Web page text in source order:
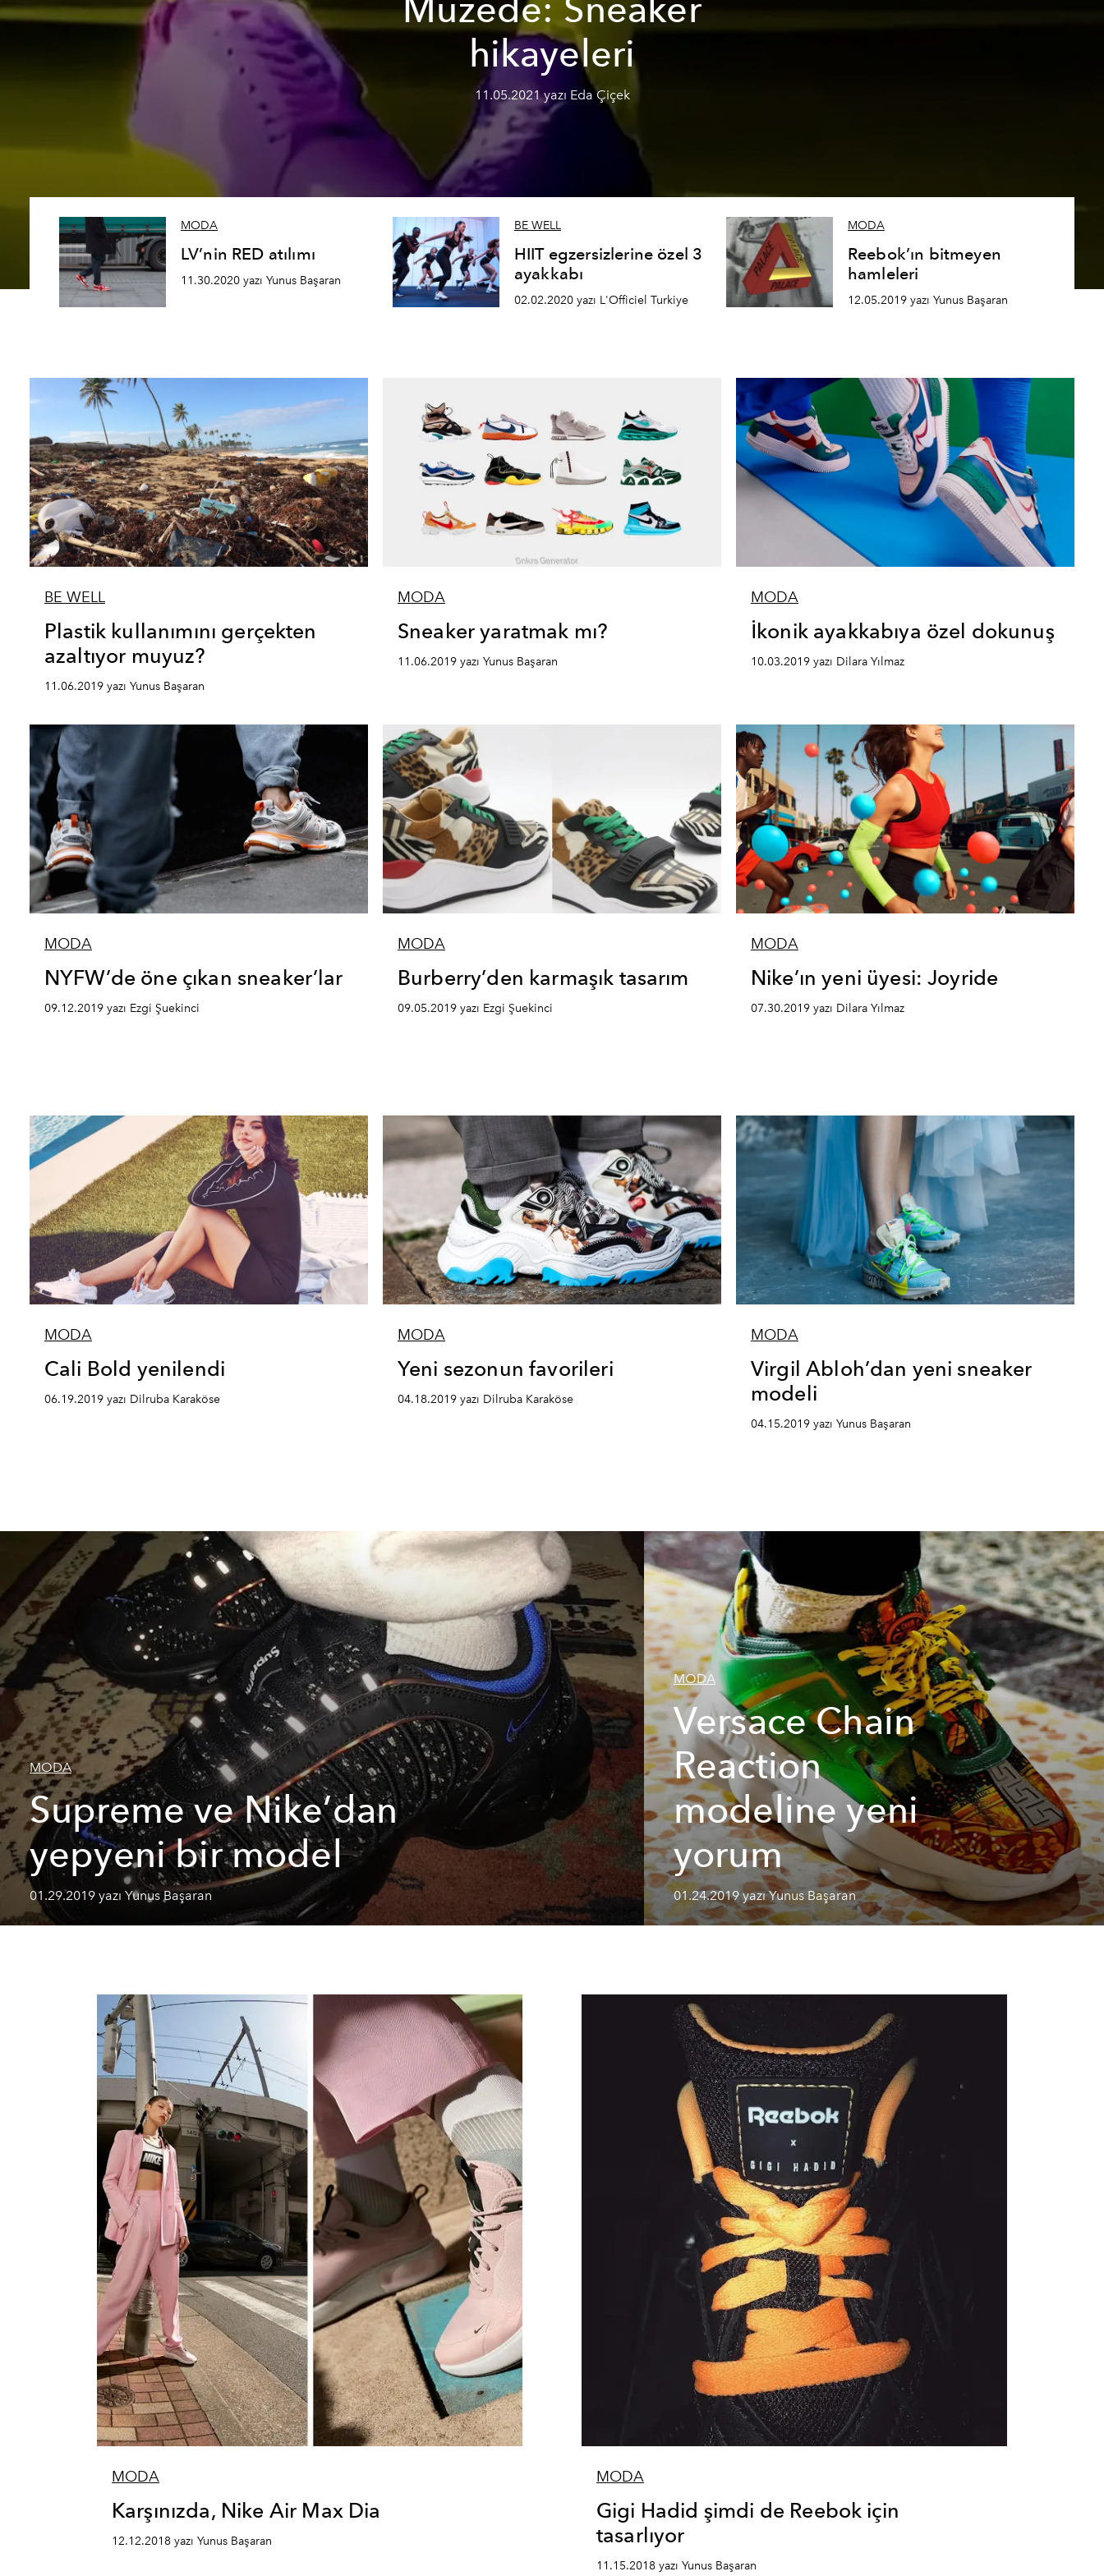
Müzede: Sneaker
hikayeleri
11.05.2021 yazı Eda Çiçek
MODA
LV’nin RED atılımı
11.30.2020 yazı Yunus Başaran
BE WELL
HIIT egzersizlerine özel 3
ayakkabı
02.02.2020 yazı L'Officiel Turkiye
MODA
Reebok’ın bitmeyen
hamleleri
12.05.2019 yazı Yunus Başaran
BE WELL
Plastik kullanımını gerçekten
azaltıyor muyuz?
11.06.2019 yazı Yunus Başaran
MODA
Sneaker yaratmak mı?
11.06.2019 yazı Yunus Başaran
MODA
İkonik ayakkabıya özel dokunuş
10.03.2019 yazı Dilara Yılmaz
MODA
NYFW’de öne çıkan sneaker’lar
09.12.2019 yazı Ezgi Şuekinci
MODA
Burberry’den karmaşık tasarım
09.05.2019 yazı Ezgi Şuekinci
MODA
Nike’ın yeni üyesi: Joyride
07.30.2019 yazı Dilara Yılmaz
MODA
Cali Bold yenilendi
06.19.2019 yazı Dilruba Karaköse
MODA
Yeni sezonun favorileri
04.18.2019 yazı Dilruba Karaköse
MODA
Virgil Abloh’dan yeni sneaker
modeli
04.15.2019 yazı Yunus Başaran
MODA
Supreme ve Nike’dan
yepyeni bir model
01.29.2019 yazı Yunus Başaran
MODA
Versace Chain
Reaction
modeline yeni
yorum
01.24.2019 yazı Yunus Başaran
MODA
Karşınızda, Nike Air Max Dia
12.12.2018 yazı Yunus Başaran
MODA
Gigi Hadid şimdi de Reebok için
tasarlıyor
11.15.2018 yazı Yunus Başaran